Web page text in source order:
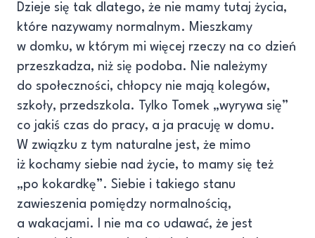
Dzieje się tak dlatego, że nie mamy tutaj życia,
które nazywamy normalnym. Mieszkamy
w domku, w którym mi więcej rzeczy na co dzień
przeszkadza, niż się podoba. Nie należymy
do społeczności, chłopcy nie mają kolegów,
szkoły, przedszkola. Tylko Tomek „wyrywa się”
co jakiś czas do pracy, a ja pracuję w domu.
W związku z tym naturalne jest, że mimo
iż kochamy siebie nad życie, to mamy się też
„po kokardkę”. Siebie i takiego stanu
zawieszenia pomiędzy normalnością,
a wakacjami. I nie ma co udawać, że jest